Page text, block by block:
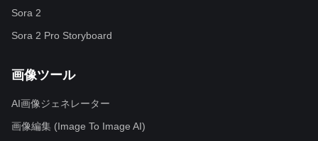
Sora 2
Sora 2 Pro Storyboard
画像ツール
AI画像ジェネレーター
画像編集 (Image To Image AI)